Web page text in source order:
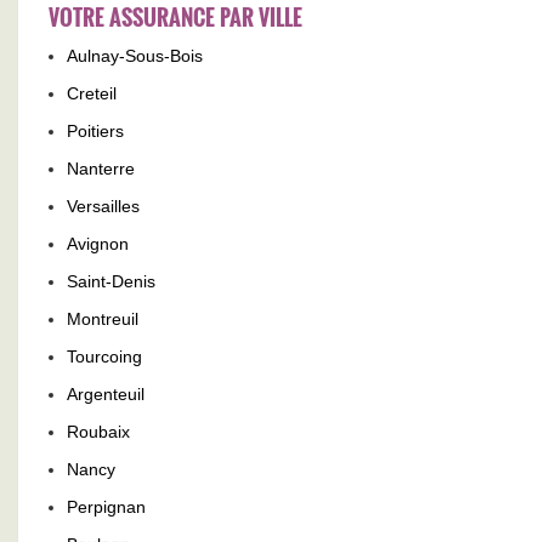
VOTRE ASSURANCE PAR VILLE
Aulnay-Sous-Bois
Creteil
Poitiers
Nanterre
Versailles
Avignon
Saint-Denis
Montreuil
Tourcoing
Argenteuil
Roubaix
Nancy
Perpignan